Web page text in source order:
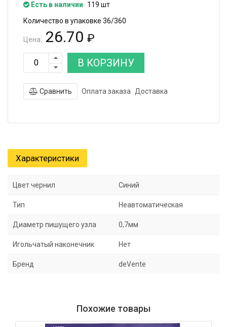
Есть в наличии
119 шт
Количество в упаковке 36/360
Цена: 26.70 ₽
В КОРЗИНУ
Сравнить Оплата заказа Доставка
Характеристики
Цвет чернил Синий
Тип Неавтоматическая
Диаметр пишущего узла 0,7мм
Игольчатый наконечник Нет
Бренд deVente
Похожие товары